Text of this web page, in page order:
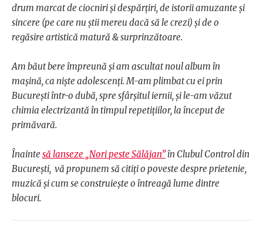
drum marcat de ciocniri și despărțiri, de istorii amuzante și
sincere (pe care nu știi mereu dacă să le crezi) și de o
regăsire artistică matură & surprinzătoare.
Am băut bere împreună și am ascultat noul album în
mașină, ca niște adolescenți. M-am plimbat cu ei prin
București într-o dubă, spre sfârșitul iernii, și le-am văzut
chimia electrizantă în timpul repetițiilor, la început de
primăvară.
Înainte să lanseze „Nori peste Sălăjan”în Clubul Control din
București, vă propunem să citiți o poveste despre prietenie,
muzică și cum se construiește o întreagă lume dintre
blocuri.